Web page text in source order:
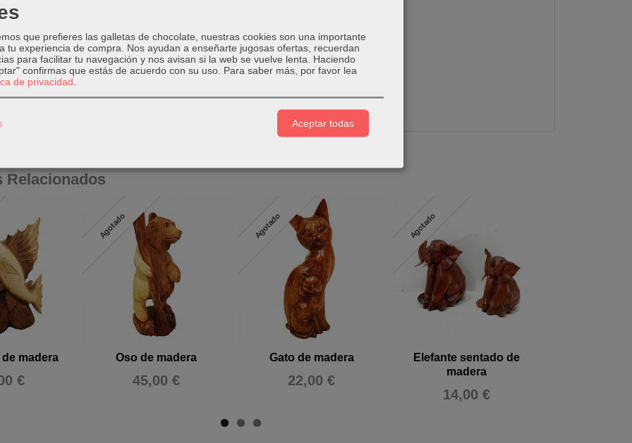
búho tallado a mano de una sola pieza
en 2 acabados: Natural o Marrón
espinoso de la India
Indonesia
Relacionados
de madera
€
Agotado
Oso de madera
45,00 €
Agotado
Gato de madera
22,00 €
Agotado
Elefante sentado de
madera
14,00 €
que prefieres las galletas de chocolate, nuestras cookies son una importante
tu experiencia de compra. Nos ayudan a enseñarte jugosas ofertas, recuerdan
para facilitar tu navegación y nos avisan si la web se vuelve lenta. Haciendo
confirmas que estás de acuerdo con su uso. Para saber más, por favor lea
de privacidad
Aceptar todas